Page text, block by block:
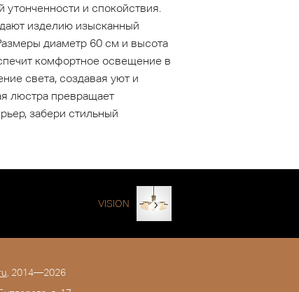
утонченности и спокойствия.
изделию изысканный
диаметр 60 см и высота
комфортное освещение в
света, создавая уют и
люстра превращает
забери стильный
VISION
, 2014—2026